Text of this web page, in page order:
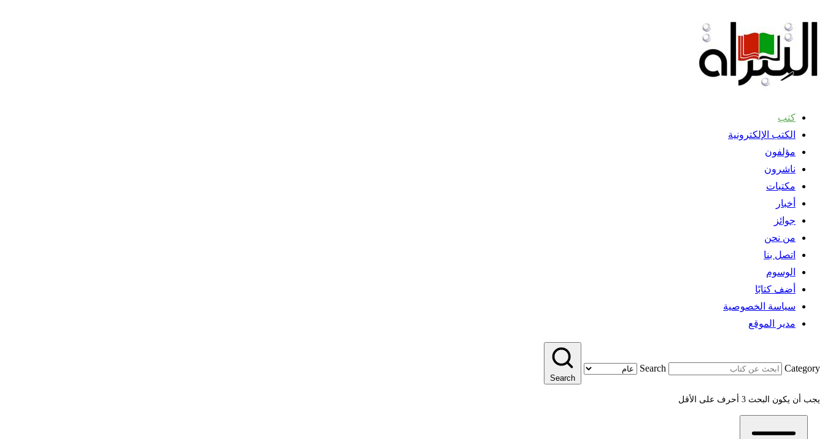
كتب
الكتب الإلكترونية
مؤلفون
ناشرون
مكتبات
أخبار
جوائز
من نحن
اتصل بنا
الوسوم
أضف كتابًا
سياسة الخصوصية
مدير الموقع
Search Category
Search
يجب أن يكون البحث 3 أحرف على الأقل